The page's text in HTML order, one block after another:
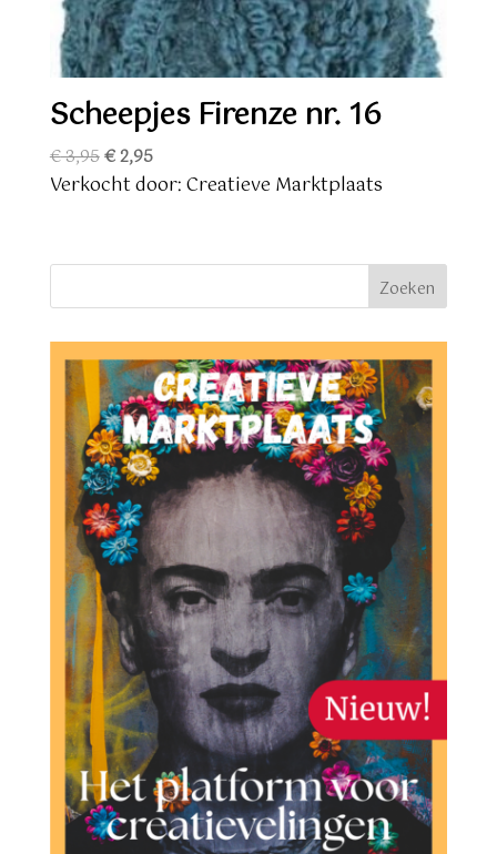
Scheepjes Firenze nr. 16
€3,95Oorspronkelijke
prijs
€2,95Huidige
prijs
Verkocht door: Creatieve Marktplaats
Zoeken